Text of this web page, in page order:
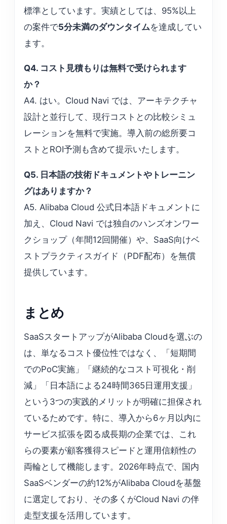
標準としています。実績としては、95%以上
の案件で5分未満のダウンタイムを達成してい
ます。
Q4. コスト見積もりは無料で受けられます
か？
A4. はい。Cloud Navi では、アーキテクチャ
設計と並行して、現行コストとの比較シミュ
レーションを無料で実施。導入前の総所要コ
ストとROI予測も含めて提示いたします。
Q5. 日本語の技術ドキュメントやトレーニン
グはありますか？
A5. Alibaba Cloud 公式日本語ドキュメントに
加え、Cloud Navi では独自のハンズオンワー
クショップ（年間12回開催）や、SaaS向けベ
ストプラクティスガイド（PDF配布）を無償
提供しています。
まとめ
SaaSスタートアップがAlibaba Cloudを選ぶの
は、単なるコスト優位性ではなく、「短期間
でのPoC実施」「継続的なコスト可視化・削
減」「日本語による24時間365日運用支援」
という3つの実践的メリットが明確に担保され
ているためです。特に、導入から6ヶ月以内に
サービス拡張を図る成長期の企業では、これ
らの要素が顧客獲得スピードと運用信頼性の
両輪として機能します。2026年時点で、国内
SaaSベンダーの約12%がAlibaba Cloudを基盤
に選定しており、その多くがCloud Navi の伴
走型支援を活用しています。